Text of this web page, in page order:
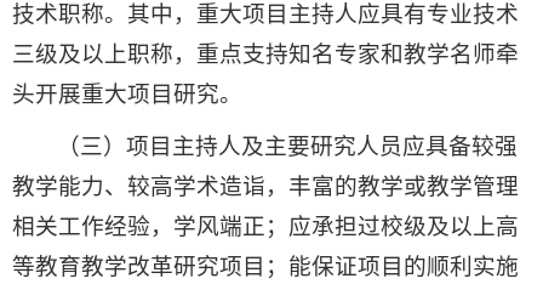
技术职称。其中，重大项目主持人应具有专业技术
三级及以上职称，重点支持知名专家和教学名师牵
头开展重大项目研究。
（三）项目主持人及主要研究人员应具备较强
教学能力、较高学术造诣，丰富的教学或教学管理
相关工作经验，学风端正；应承担过校级及以上高
等教育教学改革研究项目；能保证项目的顺利实施